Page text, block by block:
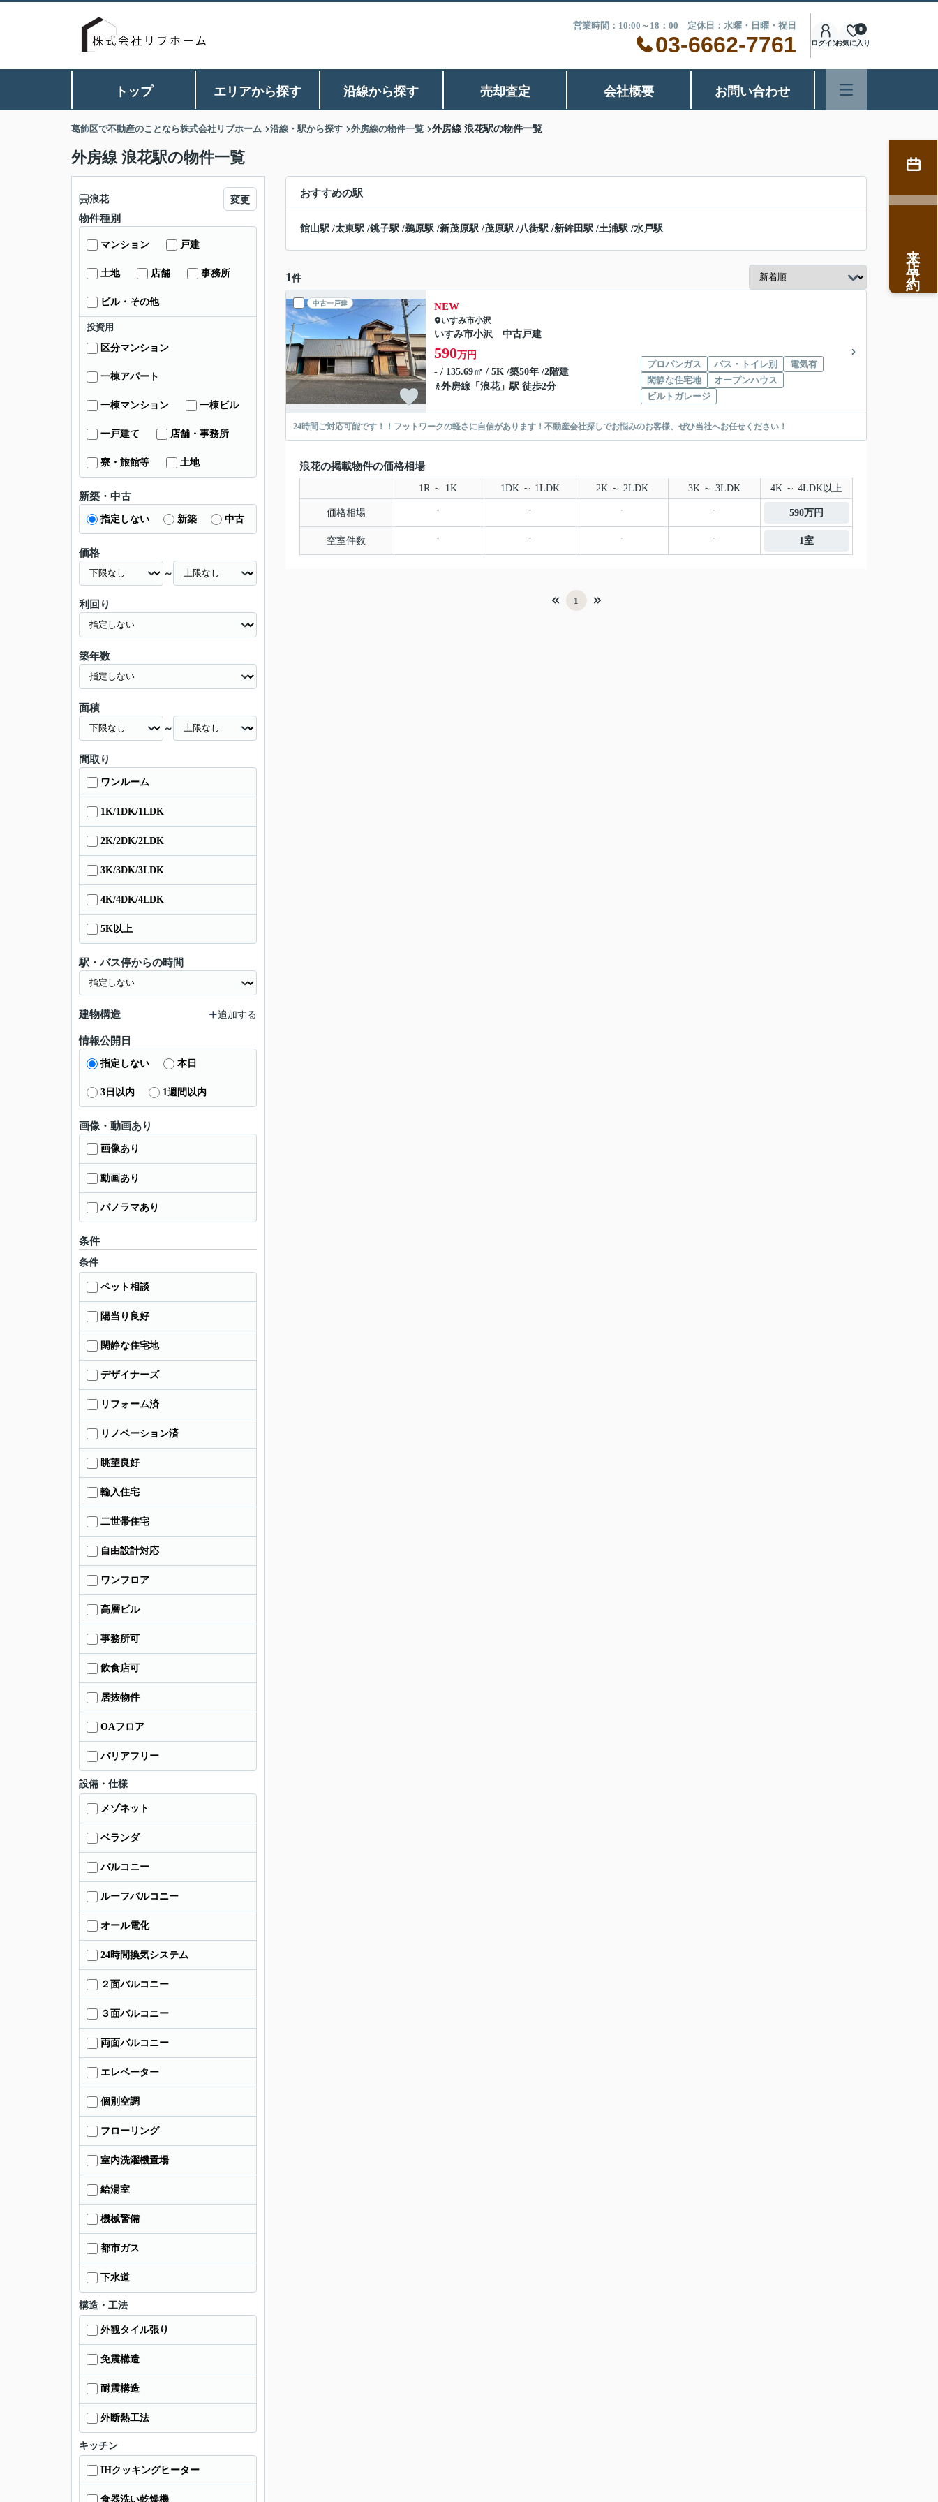
営業時間：10:00～18：00 定休日：水曜・日曜・祝日
03-6662-7761 ログインお気に入り
0
トップ エリアから探す 沿線から探す 売却査定 会社概要 お問い合わせ
葛飾区で不動産のことなら株式会社リブホーム 沿線・駅から探す 外房線の物件一覧 外房線 浪花駅の物件一覧
外房線 浪花駅の物件一覧
おすすめの駅
館山駅 /太東駅 /銚子駅 /鵜原駅 /新茂原駅 /茂原駅 /八街駅 /新鉾田駅 /土浦駅 /水戸駅
1 件
中古一戸建 NEW
いすみ市小沢
いすみ市小沢 中古戸建
590万円
- / 135.69㎡ / 5K /築50年 /2階建
外房線 「 浪花」駅 徒歩2分
プロパンガス バス・トイレ別
電気有
閑静な住宅地
オープンハウス
ビルトガレージ
24時間ご対応可能です！！フットワークの軽さに自信があります！不動産会社探しでお悩みのお客様、ぜひ当社へお任せください！
浪花の掲載物件の価格相場
1R ～ 1K 1DK ～ 1LDK 2K ～ 2LDK 3K ～ 3LDK 4K ～ 4LDK以上
価格相場 - - - - 590万円
空室件数 - - - - 1室
1
浪花 変更
物件種別
マンション 戸建
土地 店舗 事務所
ビル・その他
投資用
区分マンション
一棟アパート
一棟マンション 一棟ビル
一戸建て 店舗・事務所
寮・旅館等 土地
新築・中古
指定しない 新築 中古
価格
～
利回り
築年数
面積
～
間取り
ワンルーム
1K/1DK/1LDK
2K/2DK/2LDK
3K/3DK/3LDK
4K/4DK/4LDK
5K以上
駅・バス停からの時間
建物構造 追加する
情報公開日
指定しない 本日
3日以内 1週間以内
画像・動画あり
画像あり
動画あり
パノラマあり
条件
条件
ペット相談
陽当り良好
閑静な住宅地
デザイナーズ
リフォーム済
リノベーション済
眺望良好
輸入住宅
二世帯住宅
自由設計対応
ワンフロア
高層ビル
事務所可
飲食店可
居抜物件
OAフロア
バリアフリー
設備・仕様
メゾネット
ベランダ
バルコニー
ルーフバルコニー
オール電化
24時間換気システム
２面バルコニー
３面バルコニー
両面バルコニー
エレベーター
個別空調
フローリング
室内洗濯機置場
給湯室
機械警備
都市ガス
下水道
構造・工法
外観タイル張り
免震構造
耐震構造
外断熱工法
キッチン
IHクッキングヒーター
食器洗い乾燥機
来店予約